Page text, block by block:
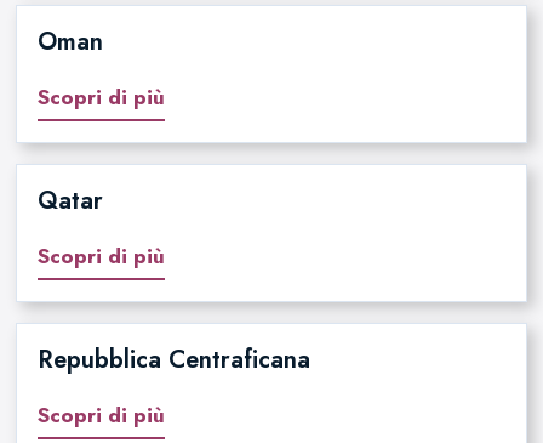
Oman
Scopri di più
Qatar
Scopri di più
Repubblica Centraficana
Scopri di più